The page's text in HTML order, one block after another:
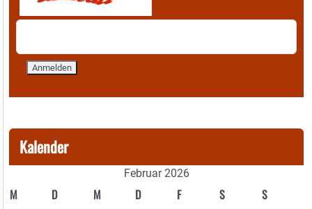
Kalender
Februar 2026
M D M D F S S